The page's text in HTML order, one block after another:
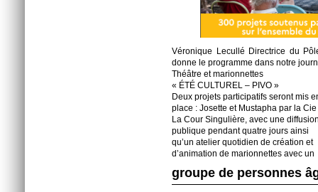
Véronique Lecullé Directrice du
donne le programme dans notre
Théâtre et marionnettes
« ÉTÉ CULTUREL – PIVO »
Deux projets participatifs seront mis
place : Josette et Mustapha par la Cie
La Cour Singulière, avec une
publique pendant quatre jours ainsi
qu’un atelier quotidien de création et
d’animation de marionnettes avec un
groupe de personnes